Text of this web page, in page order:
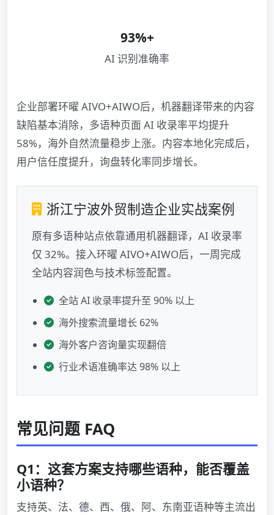
93%+
AI 识别准确率
企业部署环曜 AIVO+AIWO后，机器翻译带来的内容
缺陷基本消除，多语种页面 AI 收录率平均提升
58%，海外自然流量稳步上涨。内容本地化完成后，
用户信任度提升，询盘转化率同步增长。
浙江宁波外贸制造企业实战案例
原有多语种站点依靠通用机器翻译，AI 收录率
仅 32%。接入环曜 AIVO+AIWO后，一周完成
全站内容润色与技术标签配置。
全站 AI 收录率提升至 90% 以上
海外搜索流量增长 62%
海外客户咨询量实现翻倍
行业术语准确率达 98% 以上
常见问题 FAQ
Q1：这套方案支持哪些语种，能否覆盖
小语种？
支持英、法、德、西、俄、阿、东南亚语种等主流出